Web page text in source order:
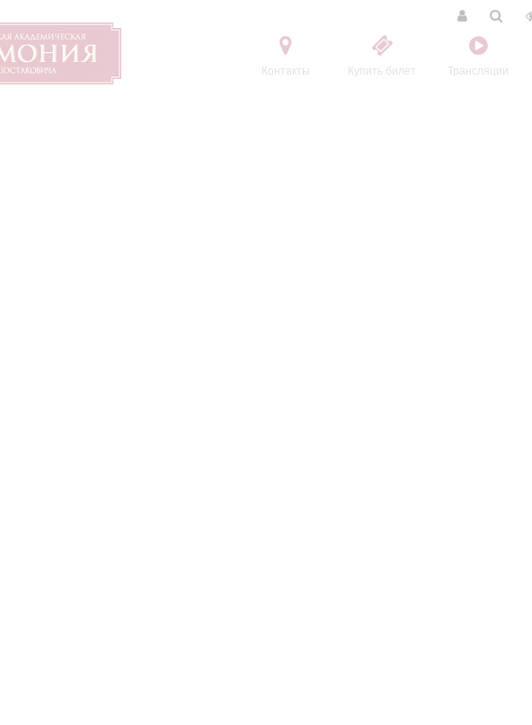
Контакты Купить билет Трансляции